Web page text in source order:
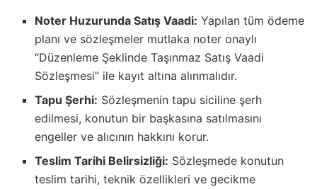
Noter Huzurunda Satış Vaadi: Yapılan tüm ödeme
planı ve sözleşmeler mutlaka noter onaylı
“Düzenleme Şeklinde Taşınmaz Satış Vaadi
Sözleşmesi” ile kayıt altına alınmalıdır.
Tapu Şerhi: Sözleşmenin tapu siciline şerh
edilmesi, konutun bir başkasına satılmasını
engeller ve alıcının hakkını korur.
Teslim Tarihi Belirsizliği: Sözleşmede konutun
teslim tarihi, teknik özellikleri ve gecikme